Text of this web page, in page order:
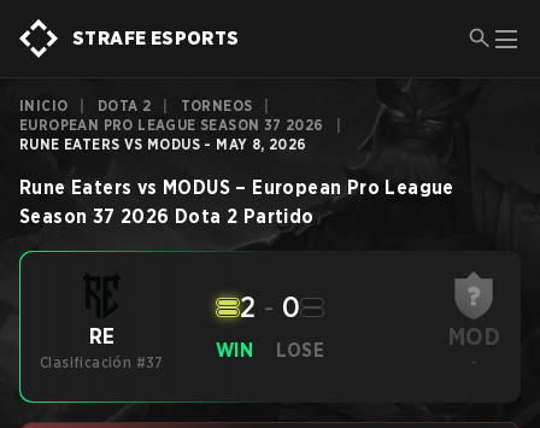
STRAFE ESPORTS
INICIO DOTA 2 TORNEOS
EUROPEAN PRO LEAGUE SEASON 37 2026
RUNE EATERS VS MODUS - MAY 8, 2026
Rune Eaters vs MODUS – European Pro League
Season 37 2026 Dota 2 Partido
RE
Clasificación #37
WIN
2 - 0
LOSE MOD
-